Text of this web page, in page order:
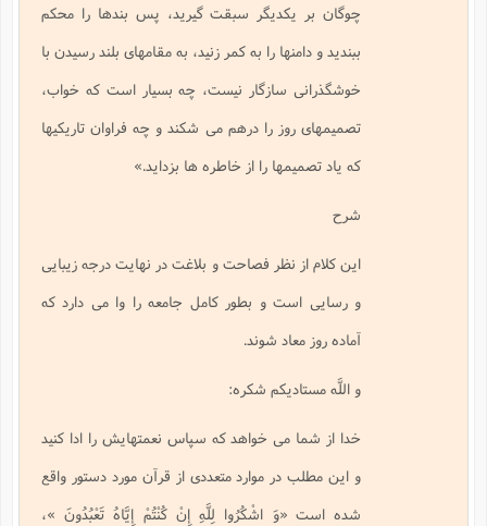
چوگان بر يكديگر سبقت گيريد، پس بندها را محكم
ببنديد و دامنها را به كمر زنيد، به مقامهاى بلند رسيدن با
خوشگذرانى سازگار نيست، چه بسيار است كه خواب،
تصميمهاى روز را درهم مى شكند و چه فراوان تاريكيها
كه ياد تصميمها را از خاطره ها بزدايد.»
شرح
اين كلام از نظر فصاحت و بلاغت در نهايت درجه زيبايى
و رسايى است و بطور كامل جامعه را وا مى دارد كه
آماده روز معاد شوند.
و اللَّه مستاديكم شكره:
خدا از شما مى خواهد كه سپاس نعمتهايش را ادا كنيد
و اين مطلب در موارد متعددى از قرآن مورد دستور واقع
شده است«وَ اشْكُرُوا لِلَّهِ إِنْ كُنْتُمْ إِيَّاهُ تَعْبُدُونَ»،